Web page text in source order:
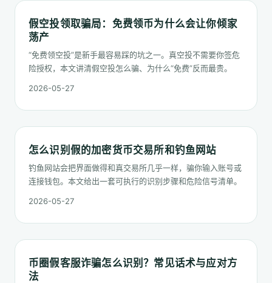
假空投领取骗局：免费领币为什么会让你倾家
荡产
“免费领空投”是新手最容易踩的坑之一。真空投不需要你签危
险授权，本文讲清假空投怎么骗、为什么“免费”反而最贵。
2026-05-27
怎么识别假的加密货币交易所和钓鱼网站
钓鱼网站会把界面做得和真交易所几乎一样，骗你输入账号或
连接钱包。本文给出一套可执行的识别步骤和危险信号清单。
2026-05-27
币圈假客服诈骗怎么识别？常见话术与应对方
法